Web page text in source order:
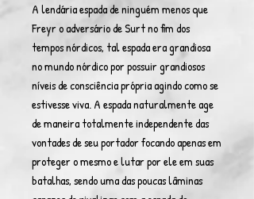
A lendária espada de ninguém menos que
Freyr o adversário de Surt no fim dos
tempos nórdicos, tal espada era grandiosa
no mundo nórdico por possuir grandiosos
níveis de consciência própria agindo como se
estivesse viva. A espada naturalmente age
de maneira totalmente independente das
vontades de seu portador focando apenas em
proteger o mesmo e lutar por ele em suas
batalhas, sendo uma das poucas lâminas